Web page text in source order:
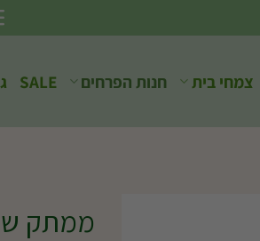
צמחי בית חנות הפרחים SALE
ממתק